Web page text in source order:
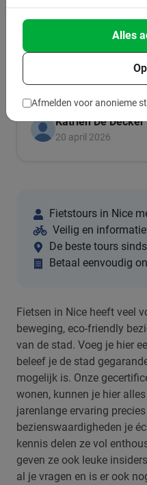
Alles
Afmelden voor anonieme
weetjes. Op tijd.
Katrien De Decker
20 april 2026
Fietstours in Nice
Veilig en
De beste tours
Betaal eenvoudig
Fietsen in Nice heeft veel
beweging, eco-friendly
van de stad. Voeg je hier
beleef je de stad
mogelijk is. Onze
wonen, kunnen je hier
jarenlange ervaring
bezienswaardigheden je
kennis delen ze vol
geven ze ook leuke
al je vragen en is er ook